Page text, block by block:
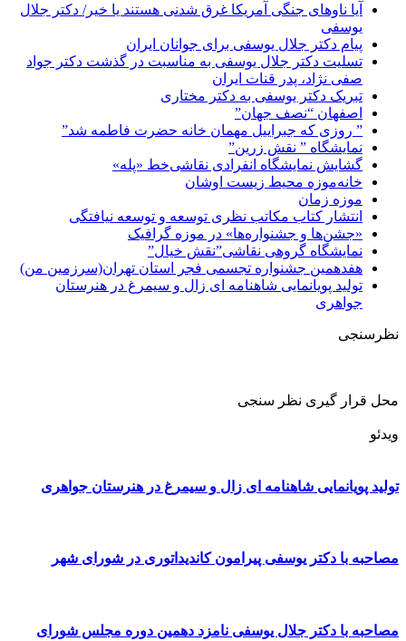
آیا ناوهای جنگی آمریکا غرق شدنی هستند یا خیر/ دکتر جلال
یوسفی
پیام دکتر جلال یوسفی برای جوانان ایران
تسلیت دکتر جلال یوسفی به مناسبت در گذشت دکتر جواد
صفی نژاد، پدر قنات ایران
تبریک دکتر یوسفی به دکتر مختاری
اصفهان “نصف جهان”
” روزی که جبراییل مهمان خانه حضرت فاطمه شد”
نمایشگاه ” نقش زرین”
گشایش نمایشگاه انفرادی نقاشی‌خط «پله»
خانه‌موزه محیط‌ زیست اوشان
موزه زمان
انتشار کتاب مکاتب نظری توسعه و توسعه نیافتگی
«جشن‌ها و جشنواره‌ها» در موزه گرافیک
نمایشگاه گروهی نقاشی”نقش خیال”
هفدهمین جشنواره تجسمی فجر استان تهران(سرزمین من)
تولید پویانمایی شاهنامه ای زال و سیمرغ در هنرستان
جواهری
نظرسنجی
محل قرار گیری نظر سنجی
ویدئو
تولید پویانمایی شاهنامه ای زال و سیمرغ در هنرستان جواهری
مصاحبه با دکتر یوسفی پیرامون کاندیداتوری در شورای شهر
مصاحبه با دکتر جلال یوسفی نامزد دهمین دوره مجلس شورای